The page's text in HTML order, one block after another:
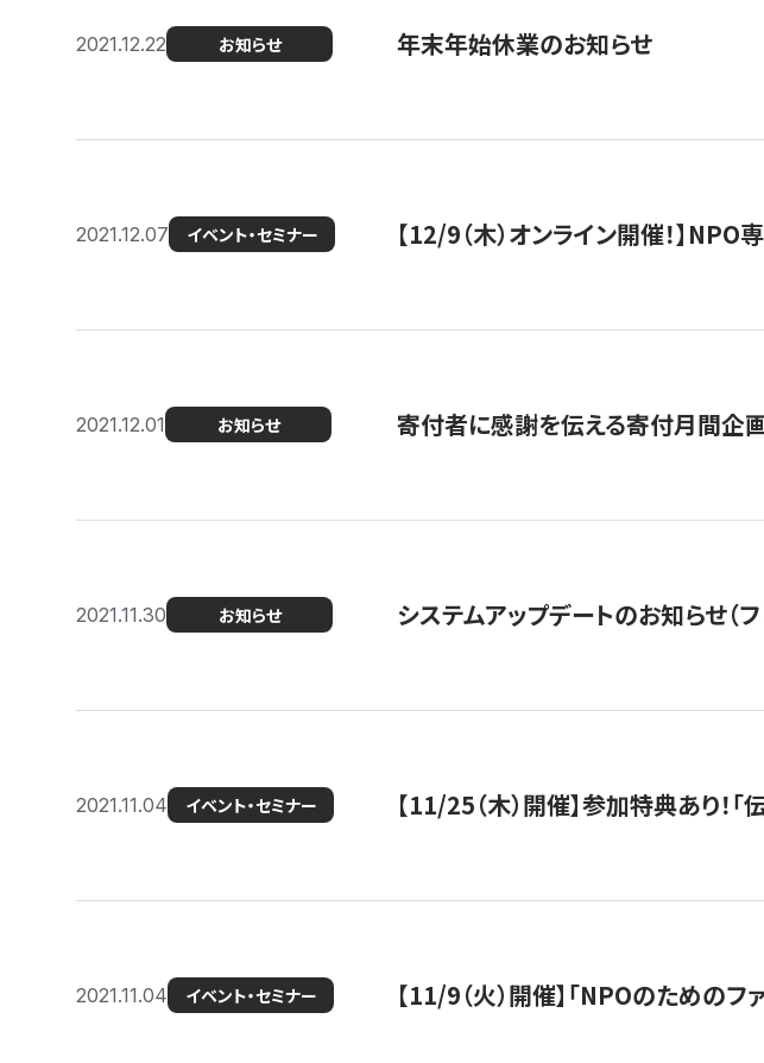
2021.12.22 お知らせ 年末年始休業のお知らせ
2021.12.07 イベント・セミナー 【12/9（木）オンライン開催！】
2021.12.01 お知らせ 寄付者に感謝を伝える寄付月間企
2021.11.30 お知らせ システムアップデートのお知らせ（
2021.11.04 イベント・セミナー 【11/25（木）開催】参加特典あり！
2021.11.04 イベント・セミナー 【11/9（火）開催】「NPOのための